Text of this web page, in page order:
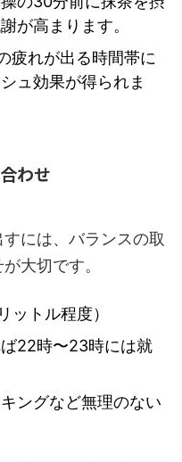
が高まります。
疲れが出る時間帯に
ュ効果が得られま
わせ
には、バランスの取
大切です。
ットル程度）
22時〜23時には就
ングなど無理のない